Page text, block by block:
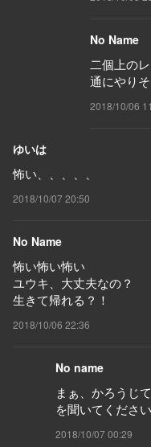
No Name
二個上の
通にやり
2018/10/06
ゆいは
怖い、、、、、
2018/10/07 20:50
No Name
怖い怖い怖い
ユウキ、大丈夫なの？
生きて帰れる？！
2018/10/06 22:36
No name
まぁ、かろうじ
を聞いてくださ
2018/10/07 00:29